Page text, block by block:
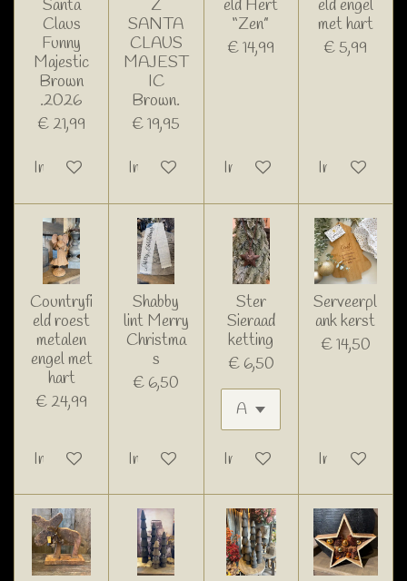
Santa
Claus
Funny
Majestic
Brown
.2026
€ 21,99
In winkelwagen
Z
SANTA
CLAUS
MAJEST
IC
Brown.
€ 19,95
In winkelwagen
eld Hert
“Zen”
€ 14,99
In winkelwagen
eld engel
met hart
€ 5,99
In
Countryfi
eld roest
metalen
engel met
hart
€ 24,99
In winkelwagen
Shabby
lint Merry
Christma
s
€ 6,50
In winkelwagen
Ster
Sieraad
ketting
€ 6,50
In winkelwagen
Serveerpl
ank kerst
€ 14,50
In